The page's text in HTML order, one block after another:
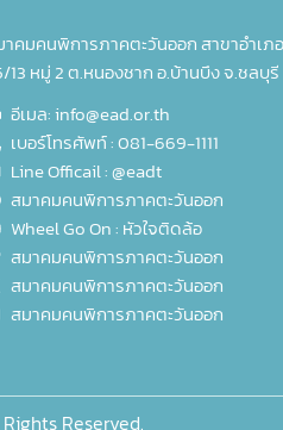
คมคนพิการภาคตะวันออก สาขาอำเภ
13 หมู่ 2 ต.หนองชาก อ.บ้านบึง จ.ชลบุรี
อีเมล: info@ead.or.th
เบอร์โทรศัพท์ : 081-669-1111
Line Officail : @eadt
สมาคมคนพิการภาคตะวันออก
Wheel Go On : หัวใจติดล้อ
สมาคมคนพิการภาคตะวันออก
สมาคมคนพิการภาคตะวันออก
สมาคมคนพิการภาคตะวันออก
Reserved.